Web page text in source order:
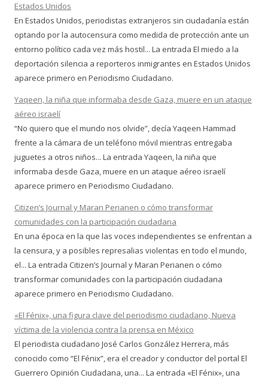
Estados Unidos
En Estados Unidos, periodistas extranjeros sin ciudadanía están
optando por la autocensura como medida de protección ante un
entorno político cada vez más hostil... La entrada El miedo a la
deportación silencia a reporteros inmigrantes en Estados Unidos
aparece primero en Periodismo Ciudadano.
Yaqeen, la niña que informaba desde Gaza, muere en un ataque
aéreo israelí
“No quiero que el mundo nos olvide”, decía Yaqeen Hammad
frente a la cámara de un teléfono móvil mientras entregaba
juguetes a otros niños... La entrada Yaqeen, la niña que
informaba desde Gaza, muere en un ataque aéreo israelí
aparece primero en Periodismo Ciudadano.
Citizen’s Journal y Maran Perianen o cómo transformar
comunidades con la participación ciudadana
En una época en la que las voces independientes se enfrentan a
la censura, y a posibles represalias violentas en todo el mundo,
el... La entrada Citizen’s Journal y Maran Perianen o cómo
transformar comunidades con la participación ciudadana
aparece primero en Periodismo Ciudadano.
«El Fénix», una figura clave del periodismo ciudadano, Nueva
víctima de la violencia contra la prensa en México
El periodista ciudadano José Carlos González Herrera, más
conocido como “El Fénix”, era el creador y conductor del portal El
Guerrero Opinión Ciudadana, una... La entrada «El Fénix», una